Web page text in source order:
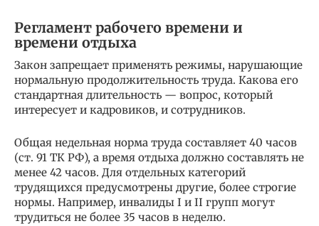
Регламент рабочего времени и
времени отдыха
Закон запрещает применять режимы, нарушающие
нормальную продолжительность труда. Какова его
стандартная длительность — вопрос, который
интересует и кадровиков, и сотрудников.
Общая недельная норма труда составляет 40 часов
(ст. 91 ТК РФ), а время отдыха должно составлять не
менее 42 часов. Для отдельных категорий
трудящихся предусмотрены другие, более строгие
нормы. Например, инвалиды I и II групп могут
трудиться не более 35 часов в неделю.